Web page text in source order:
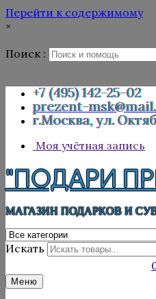
Перейти к содержимому
×
Поиск :
+7 (495) 142-25-02
prezent-
г.Москва, ул.
Моя учётная запись
"ПОДАРИ
МАГАЗИН ПОДАРКОВ И
Искать
Меню